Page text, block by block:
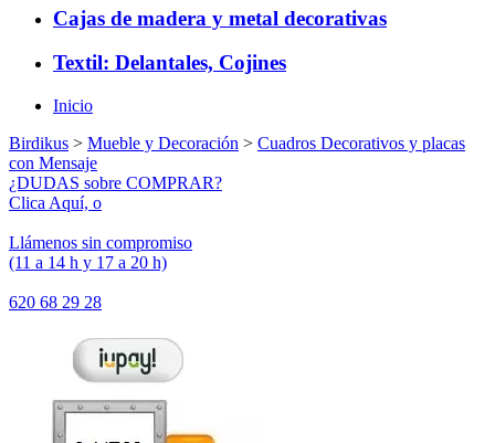
Cajas de madera y metal decorativas
Textil: Delantales, Cojines
Inicio
Birdikus > Mueble y Decoración > Cuadros Decorativos y placas
con Mensaje
¿DUDAS sobre COMPRAR?
Clica Aquí, o
Llámenos sin compromiso
(11 a 14 h y 17 a 20 h)
620 68 29 28